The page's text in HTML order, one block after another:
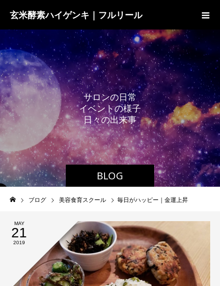
玄米酵素ハイゲンキ｜フルリール
BLOG
サロンの日常
イベン トの様子
日々の出来事
ブログ 美容食育スクール 毎日がハッピー｜金運上昇
MAY
21
2019